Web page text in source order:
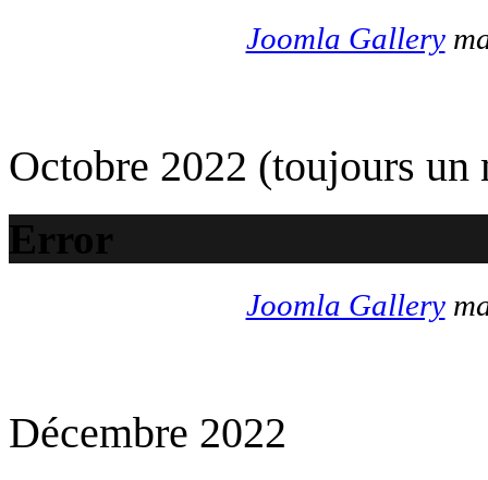
Joomla Gallery
Octobre 2022 (toujours un
Error
Joomla Gallery
Décembre 2022